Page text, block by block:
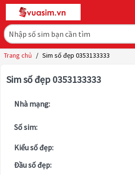
Trang chủ / Sim số đẹp 0353133333
Sim số đẹp 0353133333
Nhà mạng:
Số sim:
Kiểu số đẹp:
Đầu số đẹp: